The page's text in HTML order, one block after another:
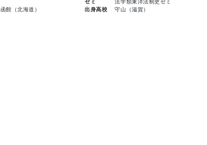
館（北海道）
出身高校
守山（滋賀）